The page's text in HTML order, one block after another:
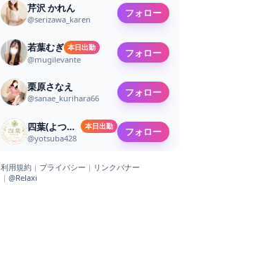
芹沢 かれん
@serizawa_karen フォロー
若葉むぎ 本日出勤
@mugilevante
フォロー
栗原さなえ
@sanae_kurihara66 フォロー
四葉(よつば)🍀*゜ 本日出勤
@yotsuba428
フォロー
利用規約 ｜ プライバシー ｜ リンクバナー
｜ @Relaxi